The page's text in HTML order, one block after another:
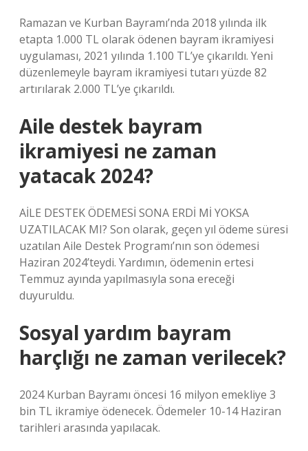
Ramazan ve Kurban Bayramı’nda 2018 yılında ilk
etapta 1.000 TL olarak ödenen bayram ikramiyesi
uygulaması, 2021 yılında 1.100 TL’ye çıkarıldı. Yeni
düzenlemeyle bayram ikramiyesi tutarı yüzde 82
artırılarak 2.000 TL’ye çıkarıldı.
Aile destek bayram
ikramiyesi ne zaman
yatacak 2024?
AİLE DESTEK ÖDEMESİ SONA ERDİ Mİ YOKSA
UZATILACAK MI? Son olarak, geçen yıl ödeme süresi
uzatılan Aile Destek Programı’nın son ödemesi
Haziran 2024’teydi. Yardımın, ödemenin ertesi
Temmuz ayında yapılmasıyla sona ereceği
duyuruldu.
Sosyal yardım bayram
harçlığı ne zaman verilecek?
2024 Kurban Bayramı öncesi 16 milyon emekliye 3
bin TL ikramiye ödenecek. Ödemeler 10-14 Haziran
tarihleri ​​arasında yapılacak.